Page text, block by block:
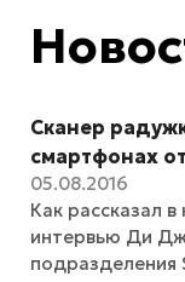
Сканер
смартфонах
05.08.2016
Как рассказал
интервью Ди
подразделения